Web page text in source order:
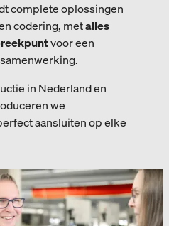
complete oplossingen
codering, metalles
voor een
in Nederland en
we
aansluiten op elke